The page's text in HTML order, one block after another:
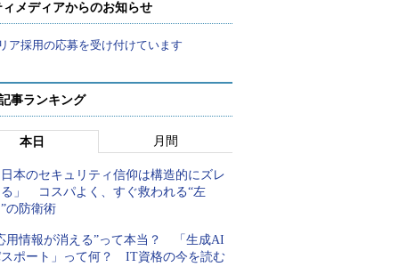
メディアからのお知らせ
ア採用の応募を受け付けています
事ランキング
本日 月間
本のセキュリティ信仰は構造的にズレ
」 コスパよく、すぐ救われる“左
の防衛術
用情報が消える”って本当？ 「生成AI
ポート」って何？ IT資格の今を読む